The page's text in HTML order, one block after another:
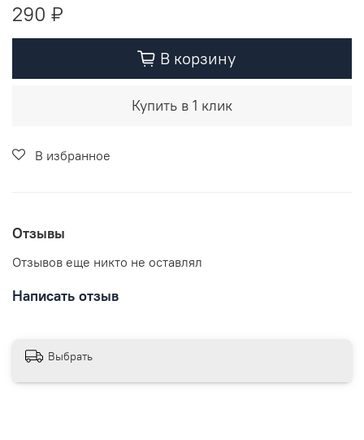
290 ₽
В корзину
Купить в 1 клик
В избранное
Отзывы
Отзывов еще никто не оставлял
Написать отзыв
Выбрать